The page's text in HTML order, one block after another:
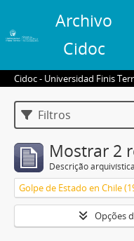
Archivo
Cidoc
Cidoc - Universidad Finis
Filtros
Mostrar 2
Descrição arquivística
Golpe de Estado en Chile
Opções